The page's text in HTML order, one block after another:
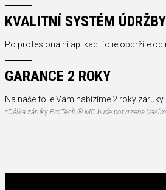
KVALITNÍ SYSTÉM ÚDRŽBY
Po profesionální aplikaci folie obdržíte
GARANCE 2 ROKY
Na naše folie Vám nabízíme 2 roky
*Délka záruky ProTech ® MC bude potvrzena